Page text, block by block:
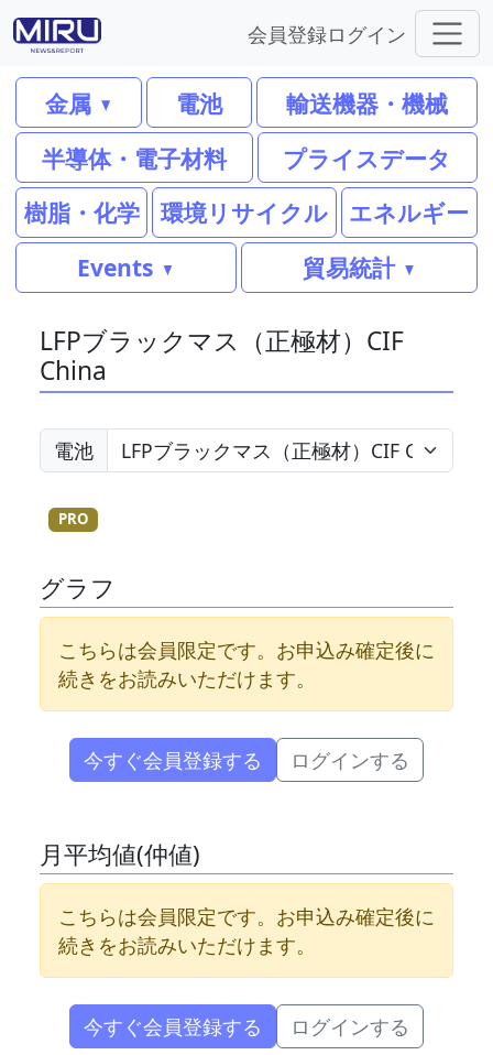
会員登録ログイン
金属 電池
輸送機器・機械
半導体・電子材料
プライスデータ
樹脂・化学
環境リサイクル
エネルギー
Events
貿易統計
LFPブラックマス（正極材）CIF
China
電池
PRO
グラフ
こちらは会員限定です。お申込み確定後に
続きをお読みいただけます。
今すぐ会員登録する ログインする
月平均値(仲値)
こちらは会員限定です。お申込み確定後に
続きをお読みいただけます。
今すぐ会員登録する ログインする